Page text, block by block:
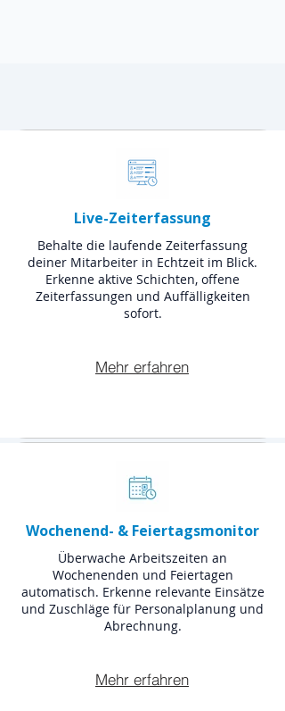
Live-Zeiterfassung
Behalte die laufende Zeiterfassung
deiner Mitarbeiter in Echtzeit im Blick.
Erkenne aktive Schichten, offene
Zeiterfassungen und Auffälligkeiten
sofort.
Mehr erfahren
Wochenend- & Feiertagsmonitor
Überwache Arbeitszeiten an
Wochenenden und Feiertagen
automatisch. Erkenne relevante Einsätze
und Zuschläge für Personalplanung und
Abrechnung.
Mehr erfahren